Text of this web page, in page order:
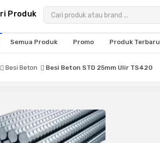
Produk
Semua Produk Promo Produk Terbaru
Besi Beton Besi Beton STD 25mm Ulir TS420